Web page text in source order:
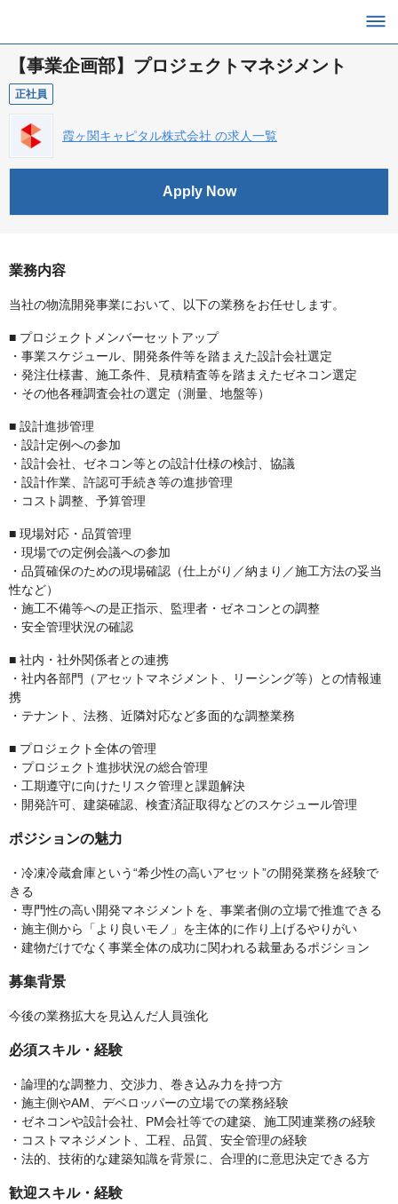
【事業企画部】プロジェクトマネジメント
正社員
霞ヶ関キャピタル株式会社 の求人一覧
Apply Now
業務内容
当社の物流開発事業において、以下の業務をお任せします。
■ プロジェクトメンバーセットアップ
・事業スケジュール、開発条件等を踏まえた設計会社選定
・発注仕様書、施工条件、見積精査等を踏まえたゼネコン選定
・その他各種調査会社の選定（測量、地盤等）
■ 設計進捗管理
・設計定例への参加
・設計会社、ゼネコン等との設計仕様の検討、協議
・設計作業、許認可手続き等の進捗管理
・コスト調整、予算管理
■ 現場対応・品質管理
・現場での定例会議への参加
・品質確保のための現場確認（仕上がり／納まり／施工方法の妥当
性など）
・施工不備等への是正指示、監理者・ゼネコンとの調整
・安全管理状況の確認
■ 社内・社外関係者との連携
・社内各部門（アセットマネジメント、リーシング等）との情報連
携
・テナント、法務、近隣対応など多面的な調整業務
■ プロジェクト全体の管理
・プロジェクト進捗状況の総合管理
・工期遵守に向けたリスク管理と課題解決
・開発許可、建築確認、検査済証取得などのスケジュール管理
ポジションの魅力
・冷凍冷蔵倉庫という“希少性の高いアセット”の開発業務を経験で
きる
・専門性の高い開発マネジメントを、事業者側の立場で推進できる
・施主側から「より良いモノ」を主体的に作り上げるやりがい
・建物だけでなく事業全体の成功に関われる裁量あるポジション
募集背景
今後の業務拡大を見込んだ人員強化
必須スキル・経験
・論理的な調整力、交渉力、巻き込み力を持つ方
・施主側やAM、デベロッパーの立場での業務経験
・ゼネコンや設計会社、PM会社等での建築、施工関連業務の経験
・コストマネジメント、工程、品質、安全管理の経験
・法的、技術的な建築知識を背景に、合理的に意思決定できる方
歓迎スキル・経験